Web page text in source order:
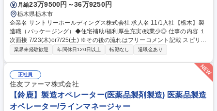
月給23万9500円～36万9250円
栃木県栃木市
企業名 サントリーホールディングス株式会社 求人名 11/1入社【栃木】製
造職（パッケージング）◆住宅補助/福利厚生充実/残業少◎ 仕事の内容 １
次面接 7/23(木)or7/25(土) ※その後の流れはフリーコメント記載 スピリッ
ツ工場にてウイスキー・RTD（缶チューハイ）・リキュール・ワインの製
業務全般をご担当いただきます。 【具体的な業務内容】 ・酒類製品のパ
ッケージング業務（生産設備の運転オペレーター） ・改善活動（コスト改
善・品質向上・安全性確保） ・作業工程の設計および標準化 募集職種 11/
1入社【栃木】製造職（パッケージング）◆住宅補助/福利厚生充実/残業少
業界未経験歓迎 年間休日120日以上 転勤なし 退職金あり
正社員
住友ファーマ株式会社
【鈴鹿】製造オペレーター(医薬品製剤製造) 医薬品製造
オペレーター/ラインマネージャー